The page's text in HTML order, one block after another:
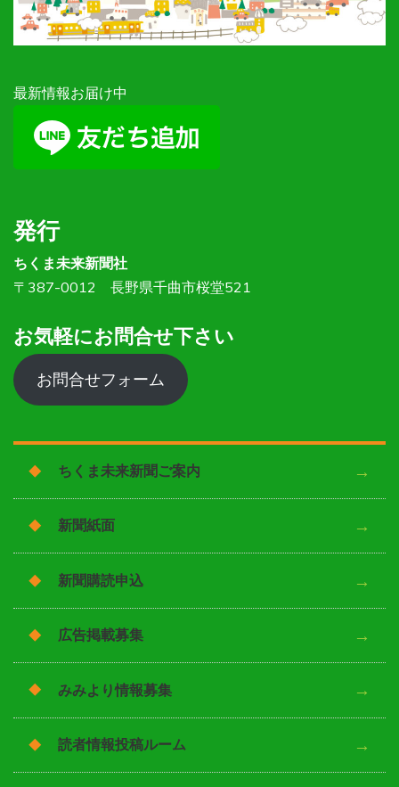
最新情報お届け中
発行
ちくま未来新聞社
〒387-0012 長野県千曲市桜堂521
お気軽にお問合せ下さい
お問合せフォーム
ちくま未来新聞ご案内
新聞紙面
新聞購読申込
広告掲載募集
みみより情報募集
読者情報投稿ルーム